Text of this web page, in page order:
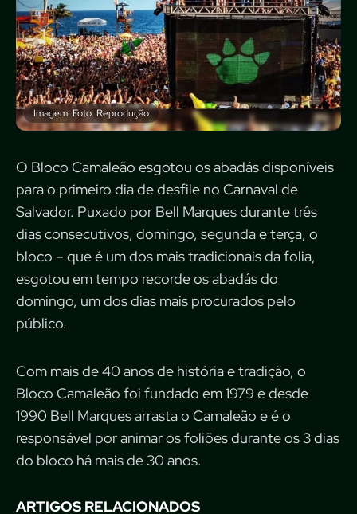
Imagem: Foto: Reprodução
O Bloco Camaleão esgotou os abadás disponíveis
para o primeiro dia de desfile no Carnaval de
Salvador. Puxado por Bell Marques durante três
dias consecutivos, domingo, segunda e terça, o
bloco – que é um dos mais tradicionais da folia,
esgotou em tempo recorde os abadás do
domingo, um dos dias mais procurados pelo
público.
Com mais de 40 anos de história e tradição, o
Bloco Camaleão foi fundado em 1979 e desde
1990 Bell Marques arrasta o Camaleão e é o
responsável por animar os foliões durante os 3 dias
do bloco há mais de 30 anos.
ARTIGOS RELACIONADOS